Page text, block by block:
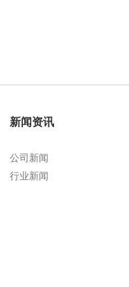
新闻资讯
公司新闻
行业新闻